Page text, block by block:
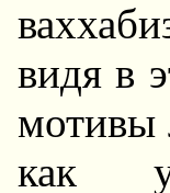
видя в
мотивы
как